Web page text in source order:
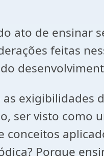
ato de ensinar
feitas
exigibilidades
ser visto como
Porque